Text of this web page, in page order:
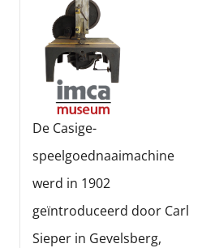
De Casige-
speelgoednaaimachine
werd in 1902
geïntroduceerd door Carl
Sieper in Gevelsberg,